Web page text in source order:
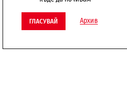
ГЛАСУВАЙ Архив